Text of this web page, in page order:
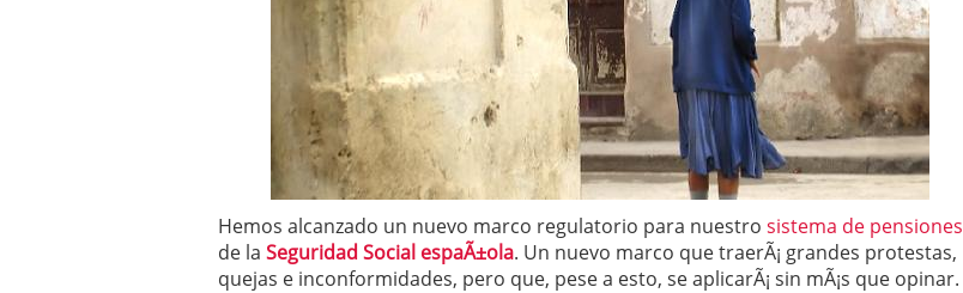
España
05/08/2026
Seguros de convenio en pymes: la obligación que muchas empresas
descubren cuando ya es demasiado tarde 20/07/2026
ReseÃ±a de SIFX: Lo Que Deben Saber los Traders Mexicanos Antes de
Operar
29/06/2026
Crear empresa online vs proceso tradicional: ventajas reales para pymes
29/05/2026
CÃ³mo afrontar una baja mÃ©dica cuando trabajas por cuenta propia
26/05/2026
Hemos alcanzado un nuevo marco regulatorio para nuestro sistema de pensiones
de la Seguridad Social espaÃ±ola. Un nuevo marco que traerÃ¡ grandes protestas,
quejas e inconformidades, pero que, pese a esto, se aplicarÃ¡ sin mÃ¡s que opinar.